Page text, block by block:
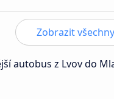
Zobrazit
autobus z Lvov do